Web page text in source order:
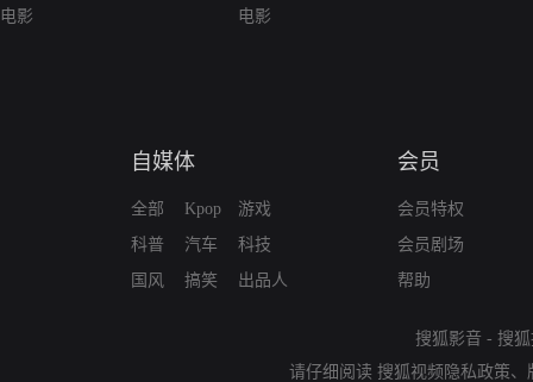
电影
电影
自媒体
全部
科普
国风
Kpop
汽车
搞笑
游戏
科技
出品人
会员
会员特权
会员剧场
帮助
搜狐影音 - 搜
请仔细阅读 搜狐视频隐私政策、